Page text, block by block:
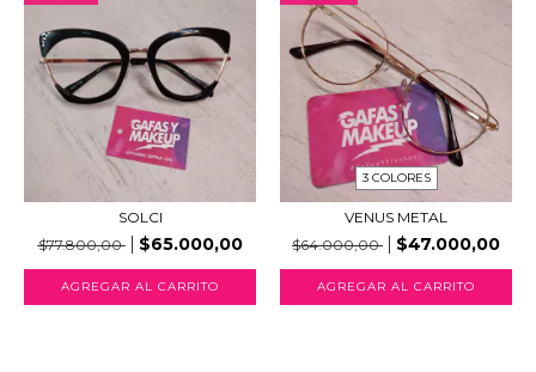
SOLCI
$77.800,00
$65.000,00
AGREGAR AL CARRITO
3 COLORES
VENUS METAL
$64.000,00
$47.000,00
AGREGAR AL CARRITO